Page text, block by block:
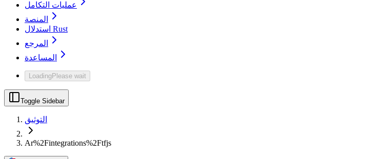
عمليات التكامل
المنصة
استدلال Rust
المرجع
المساعدة
LoadingPlease wait
Toggle Sidebar
التوثيق
Ar%2Fintegrations%2Ftfjs